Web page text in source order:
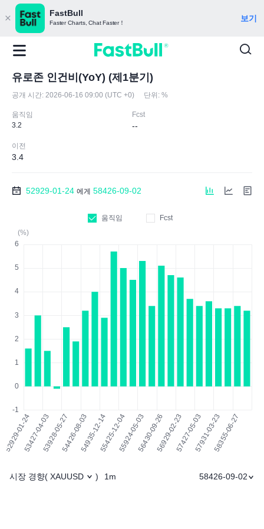
FastBull
Faster Charts, Chat Faster！ 보기
유로존 인건비(YoY) (제1분기)
공개 시간: 2026-06-16 09:00 (UTC +0) 단위: %
움직임
3.2
Fcst
--
이전
3.4
52929-01-24 에게 58426-09-02
움직임
Fcst
(%)
시장 경향( XAUUSD ) 1m 58426-09-02